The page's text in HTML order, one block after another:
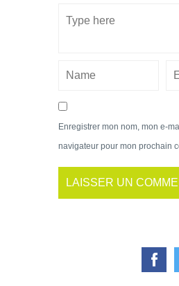
Enregistrer mon nom, mon e-
navigateur pour mon prochain